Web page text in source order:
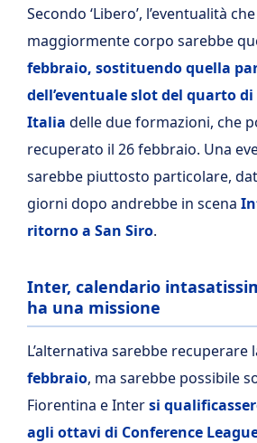
Secondo ‘Libero’, l’eventualità
maggiormente corpo sarebbe
febbraio, sostituendo quella
dell’eventuale slot del quarto
Italia delle due formazioni, che
recuperato il 26 febbraio. Una
sarebbe piuttosto particolare,
giorni dopo andrebbe in scena
ritorno a San Siro.
Inter, calendario
ha una missione
L’alternativa sarebbe recuperare
febbraio, ma sarebbe possibile
Fiorentina e Intersi
agli ottavi di Conference